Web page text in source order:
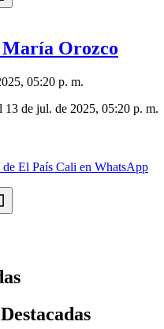
Orozco
05:20 p. m.
13 de jul. de 2025, 05:20 p. m.
de El País Cali en WhatsApp